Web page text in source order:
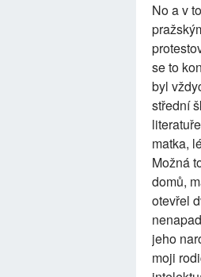
No a v
se to
byl
střední
matka,
Možná
domů,
otevřel
jeho
moji